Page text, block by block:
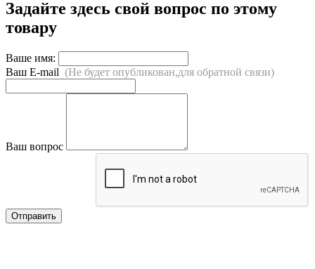
Задайте здесь свой вопрос по этому
товару
Ваше имя:
Ваш E-mail (Не будет опубликован,для обратной связи)
Ваш вопрос
Отправить